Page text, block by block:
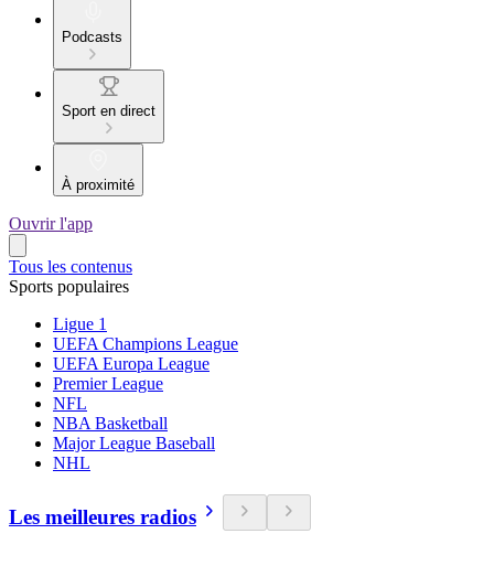
Podcasts
Sport en direct
À proximité
Ouvrir l'app
Tous les contenus
Sports populaires
Ligue 1
UEFA Champions League
UEFA Europa League
Premier League
NFL
NBA Basketball
Major League Baseball
NHL
Les meilleures radios